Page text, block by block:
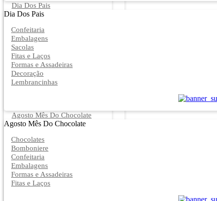
Dia Dos Pais
Dia Dos Pais
Confeitaria
Embalagens
Sacolas
Fitas e Laços
Formas e Assadeiras
Decoração
Lembrancinhas
Agosto Mês Do Chocolate
Agosto Mês Do Chocolate
Chocolates
Bomboniere
Confeitaria
Embalagens
Formas e Assadeiras
Fitas e Laços